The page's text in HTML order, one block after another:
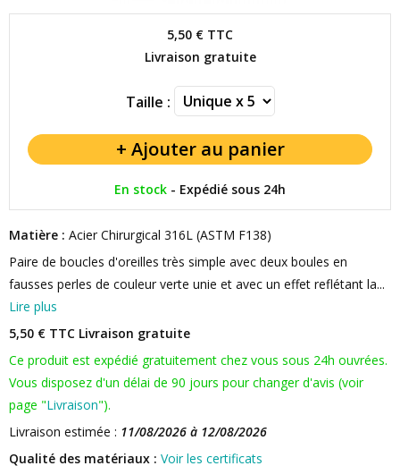
5,50 € TTC
Livraison gratuite
Taille :
En stock - Expédié sous 24h
Matière : Acier Chirurgical 316L (ASTM F138)
Paire de boucles d'oreilles très simple avec deux boules en
fausses perles de couleur verte unie et avec un effet reflétant la...
Lire plus
5,50 € TTC Livraison gratuite
Ce produit est expédié gratuitement chez vous sous 24h ouvrées.
Vous disposez d'un délai de 90 jours pour changer d'avis (voir
page "Livraison").
Livraison estimée : 11/08/2026 à 12/08/2026
Qualité des matériaux : Voir les certificats